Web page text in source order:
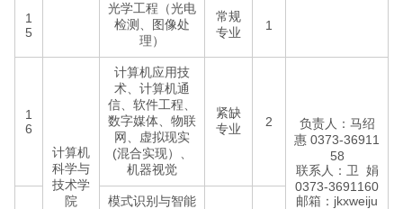
1
5
光学工程（光电
检测、图像处
理）
常规
专业
1
1
6
计算机
科学与
技术学
院
计算机应用技
术、计算机通
信、软件工程、
数字媒体、物联
网、虚拟现实
(混合实现）、
机器视觉
紧缺
专业
2
负责人：马绍
惠 0373-36911
58
联系人：卫 娟
0373-3691160
邮箱：jkxweiju
模式识别与智能